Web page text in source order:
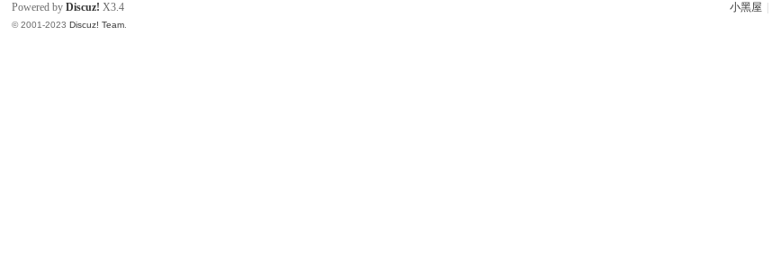
小黑屋
Powered byDiscuz! X3.4
© 2001-2023Discuz! Team